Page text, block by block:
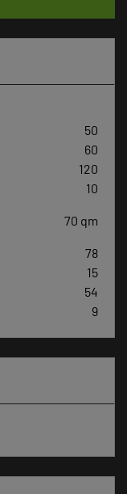
50
60
120
10
70 qm
78
15
54
9